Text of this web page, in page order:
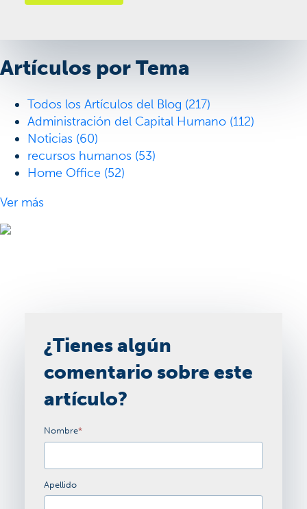
Artículos por Tema
Todos los Artículos del Blog (217)
Administración del Capital Humano (112)
Noticias (60)
recursos humanos (53)
Home Office (52)
Ver más
¿Tienes algún
comentario sobre este
artículo?
Nombre*
Apellido